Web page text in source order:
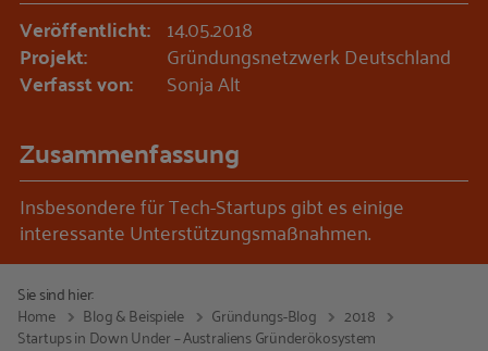
Veröffentlicht: 14.05.2018
Projekt: Gründungsnetzwerk Deutschland
Verfasst von: Sonja Alt
Zusammenfassung
Insbesondere für Tech-Startups gibt es einige
interessante Unterstützungsmaßnahmen.
Sie sind hier:
Home
Blog & Beispiele Gründungs-Blog
2018
Startups in Down Under – Australiens Gründerökosystem